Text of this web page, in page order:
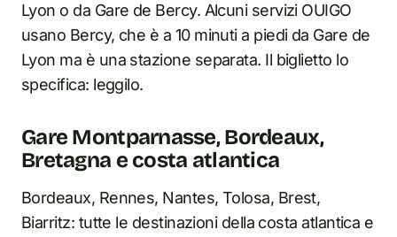
Lyon o da Gare de Bercy. Alcuni servizi OUIGO
usano Bercy, che è a 10 minuti a piedi da Gare de
Lyon ma è una stazione separata. Il biglietto lo
specifica: leggilo.
Gare Montparnasse, Bordeaux,
Bretagna e costa atlantica
Bordeaux, Rennes, Nantes, Tolosa, Brest,
Biarritz: tutte le destinazioni della costa atlantica e